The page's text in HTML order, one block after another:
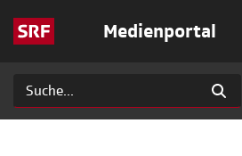
Medienportal